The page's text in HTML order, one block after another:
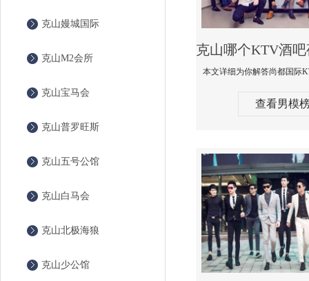
克山嫚城国际
克山M2会所
克山宝马会
克山普罗旺斯
克山五号公馆
克山白马会
克山北极海狼
克山少公馆
查看男模